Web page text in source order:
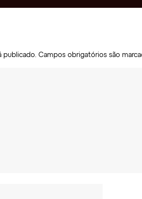
publicado. Campos obrigatórios são